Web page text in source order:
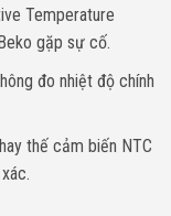
Temperature
gặp sự cố.
đo nhiệt độ chính
thế cảm biến NTC